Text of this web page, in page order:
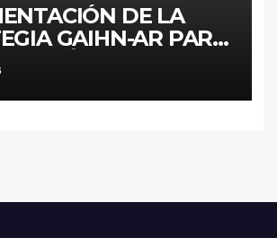
DE LA
GAIHN-AR PARA
DE
DE